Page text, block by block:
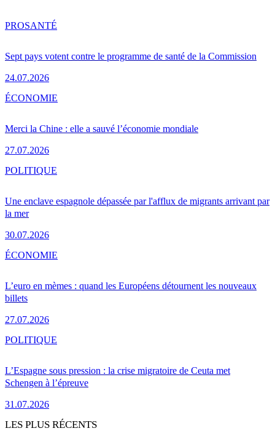
Sept pays votent contre le programme de santé de la Commission
24.07.2026
PROSANTÉ
Merci la Chine : elle a sauvé l’économie mondiale
27.07.2026
ÉCONOMIE
Une enclave espagnole dépassée par l'afflux de migrants arrivant par
la mer
30.07.2026
POLITIQUE
L’euro en mèmes : quand les Européens détournent les nouveaux
billets
27.07.2026
ÉCONOMIE
L’Espagne sous pression : la crise migratoire de Ceuta met
Schengen à l’épreuve
31.07.2026
POLITIQUE
LES PLUS RÉCENTS